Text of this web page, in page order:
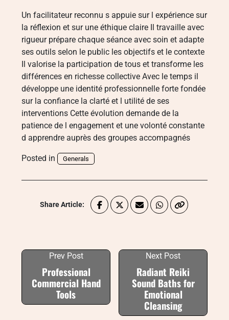
Un facilitateur reconnu s appuie sur l expérience sur
la réflexion et sur une éthique claire Il travaille avec
rigueur prépare chaque séance avec soin et adapte
ses outils selon le public les objectifs et le contexte
Il valorise la participation de tous et transforme les
différences en richesse collective Avec le temps il
développe une identité professionnelle forte fondée
sur la confiance la clarté et l utilité de ses
interventions Cette évolution demande de la
patience de l engagement et une volonté constante
d apprendre auprès des groupes accompagnés
Posted in Generals
Share Article:
Prev Post
Professional
Commercial Hand
Tools
Next Post
Radiant Reiki
Sound Baths for
Emotional
Cleansing